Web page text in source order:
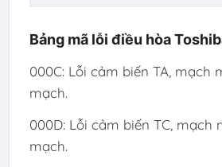
Bảng mã lỗi điều hòa
000C: Lỗi cảm biến TA, mạch
mạch.
000D: Lỗi cảm biến TC, mạch
mạch.